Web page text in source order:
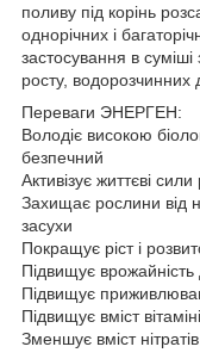
поливу під корінь
однорічних і
застосування в
росту, водорозчинних
Переваги ЭНЕРГЕН:
Володіє високою
безпечний
Активізує життєві
Захищає рослини від
засухи
Покращує ріст і
Підвищує
Підвищує
Підвищує вміст
Зменшує вміст